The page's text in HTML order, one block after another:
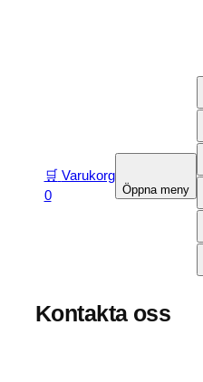
🛒 Varukorg
0
Öppna meny
Kontakta oss